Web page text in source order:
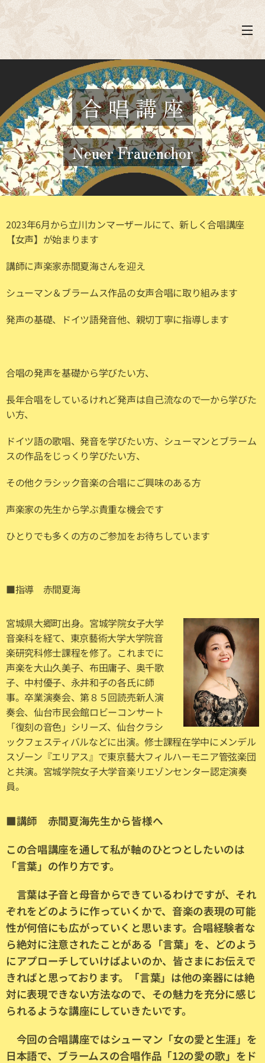
合 唱 講 座
Neuer Frauenchor
2023年6月から立川カンマーザールにて、新しく合唱講座
【女声】が始まります
講師に声楽家赤間夏海さんを迎え
シューマン＆ブラームス作品の女声合唱に取り組みます
発声の基礎、ドイツ語発音他、親切丁寧に指導します
合唱の発声を基礎から学びたい方、
長年合唱をしているけれど発声は自己流なので一から学びた
い方、
ドイツ語の歌唱、発音を学びたい方、シューマンとブラーム
スの作品をじっくり学びたい方、
その他クラシック音楽の合唱にご興味のある方
声楽家の先生から学ぶ貴重な機会です
ひとりでも多くの方のご参加をお待ちしています
■指導 赤間夏海
宮城県大郷町出身。宮城学院女子大学
音楽科を経て、東京藝術大学大学院音
楽研究科修士課程を修了。これまでに
声楽を大山久美子、布田庸子、奥千歌
子、中村優子、永井和子の各氏に師
事。卒業演奏会、第８５回読売新人演
奏会、仙台市民会館ロビーコンサート
「復刻の音色」シリーズ、仙台クラシ
ックフェスティバルなどに出演。修士課程在学中にメンデル
スゾーン『エリアス』で東京藝大フィルハーモニア管弦楽団
と共演。宮城学院女子大学音楽リエゾンセンター認定演奏
員。
■講師 赤間夏海先生から皆様へ
この合唱講座を通して私が軸のひとつとしたいのは
「言葉」の作り方です。
言葉は子音と母音からできているわけですが、それ
ぞれをどのように作っていくかで、音楽の表現の可能
性が何倍にも広がっていくと思います。合唱経験者な
ら絶対に注意されたことがある「言葉」を、どのよう
にアプローチしていけばよいのか、皆さまにお伝えで
きればと思っております。「言葉」は他の楽器には絶
対に表現できない方法なので、その魅力を充分に感じ
られるような講座にしていきたいです。
今回の合唱講座ではシューマン「女の愛と生涯」を
日本語で、ブラームスの合唱作品「12の愛の歌」をド